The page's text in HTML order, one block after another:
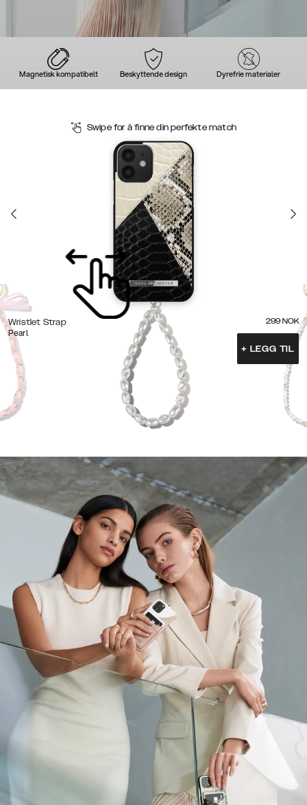
Magnetisk kompatibelt Beskyttende design Dyrefrie materialer
Swipe for å finne din perfekte match
Wristlet Strap
Pearl
299 NOK
+ LEGG TIL